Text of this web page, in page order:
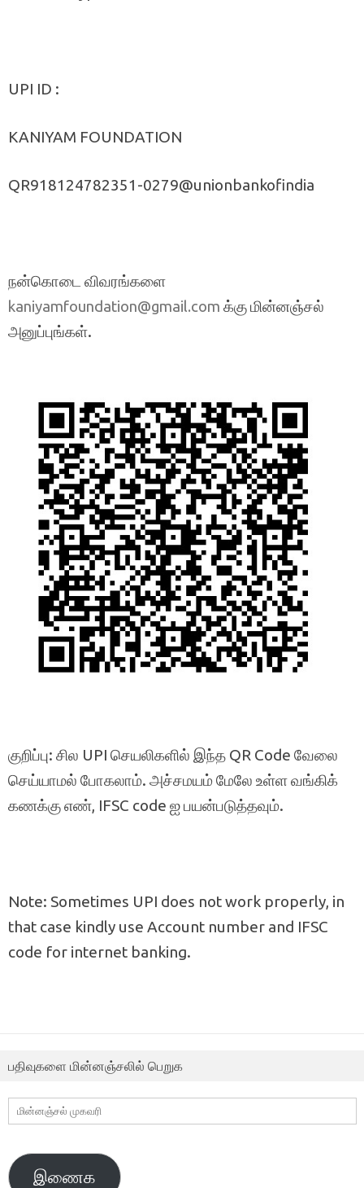
UPI ID :
KANIYAM FOUNDATION
QR918124782351-0279@unionbankofindia
நன்கொடை விவரங்களை
kaniyamfoundation@gmail.com க்கு மின்னஞ்சல்
அனுப்புங்கள்.
குறிப்பு: சில UPI செயலிகளில் இந்த QR Code வேலை
செய்யாமல் போகலாம். அச்சமயம் மேலே உள்ள வங்கிக்
கணக்கு எண், IFSC code ஐ பயன்படுத்தவும்.
Note: Sometimes UPI does not work properly, in
that case kindly use Account number and IFSC
code for internet banking.
பதிவுகளை மின்னஞ்சலில் பெறுக
மின்னஞ்சல்
முகவரி
இணைக